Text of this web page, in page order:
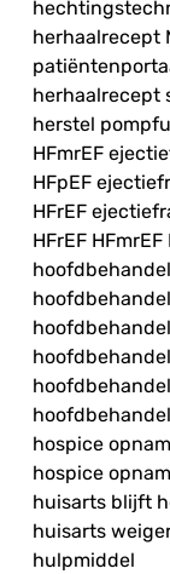
herhaalrecept
herhaalrecept
herstel
HFmrEF
HFpEF
HFrEF
HFrEF HFmrEF
hospice
hospice
huisarts blijft
huisarts
hulpmiddel